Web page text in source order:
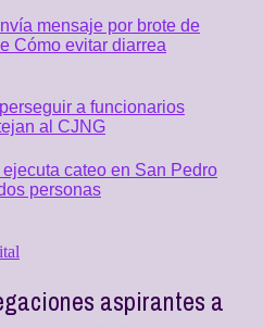
mensaje por brote de
Cómo evitar diarrea
a funcionarios
al CJNG
cateo en San Pedro
personas
aspirantes a